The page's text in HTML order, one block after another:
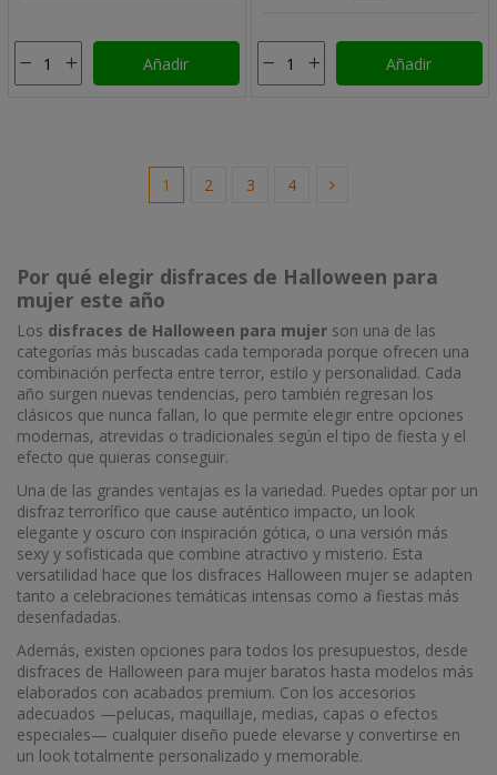
Añadir Añadir
1 2 3 4
Por qué elegir disfraces de Halloween para
mujer este año
Los disfraces de Halloween para mujer son una de las
categorías más buscadas cada temporada porque ofrecen una
combinación perfecta entre terror, estilo y personalidad. Cada
año surgen nuevas tendencias, pero también regresan los
clásicos que nunca fallan, lo que permite elegir entre opciones
modernas, atrevidas o tradicionales según el tipo de fiesta y el
efecto que quieras conseguir.
Una de las grandes ventajas es la variedad. Puedes optar por un
disfraz terrorífico que cause auténtico impacto, un look
elegante y oscuro con inspiración gótica, o una versión más
sexy y sofisticada que combine atractivo y misterio. Esta
versatilidad hace que los disfraces Halloween mujer se adapten
tanto a celebraciones temáticas intensas como a fiestas más
desenfadadas.
Además, existen opciones para todos los presupuestos, desde
disfraces de Halloween para mujer baratos hasta modelos más
elaborados con acabados premium. Con los accesorios
adecuados —pelucas, maquillaje, medias, capas o efectos
especiales— cualquier diseño puede elevarse y convertirse en
un look totalmente personalizado y memorable.